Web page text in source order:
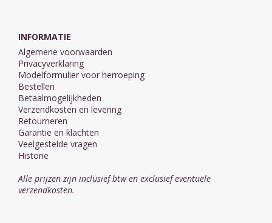
INFORMATIE
Algemene voorwaarden
Privacyverklaring
Modelformulier voor herroeping
Bestellen
Betaalmogelijkheden
Verzendkosten en levering
Retourneren
Garantie en klachten
Veelgestelde vragen
Historie
Alle prijzen zijn inclusief btw en exclusief eventuele
verzendkosten.